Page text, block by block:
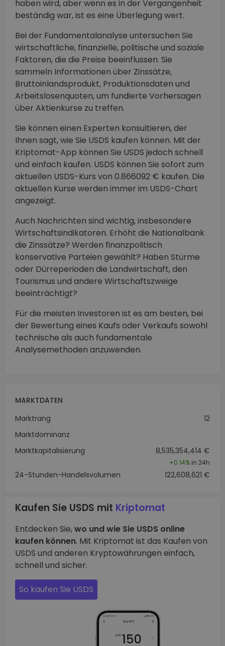
haben wird, aber wenn es in der Vergangenheit
beständig war, ist es eine Überlegung wert.
Bei der Fundamentalanalyse untersuchen Sie
wirtschaftliche, finanzielle, politische und soziale
Faktoren, die die Preise beeinflussen. Sie
sammeln Informationen über Zinssätze,
Bruttoinlandsprodukt, Produktionsdaten und
Arbeitslosenquoten, um fundierte Vorhersagen
über Aktienkurse zu treffen.
Sie können einen Experten konsultieren, der
Ihnen sagt, wie Sie USDS kaufen können. Mit der
Kriptomat-App können Sie USDS jedoch schnell
und einfach kaufen. USDS können Sie sofort zum
aktuellen USDS-Kurs von 0.866092 € kaufen. Die
aktuellen Kurse werden immer im USDS-Chart
angezeigt.
Auch Nachrichten sind wichtig, insbesondere
Wirtschaftsindikatoren. Erhöht die Nationalbank
die Zinssätze? Werden finanzpolitisch
konservative Parteien gewählt? Haben Stürme
oder Dürreperioden die Landwirtschaft, den
Tourismus und andere Wirtschaftszweige
beeinträchtigt?
Für die meisten Investoren ist es am besten, bei
der Bewertung eines Kaufs oder Verkaufs sowohl
technische als auch fundamentale
Analysemethoden anzuwenden.
MARKTDATEN
Marktrang
12
Marktdominanz
Marktkapitalisierung
8,535,354,414 €
+0.14% in 24h
24-Stunden-Handelsvolumen 122,608,621 €
Kaufen Sie USDS mit Kriptomat
Entdecken Sie,wo und wie Sie USDS online
kaufen können. Mit Kriptomat ist das Kaufen von
USDS und anderen Kryptowährungen einfach,
schnell und sicher.
So kaufen Sie USDS